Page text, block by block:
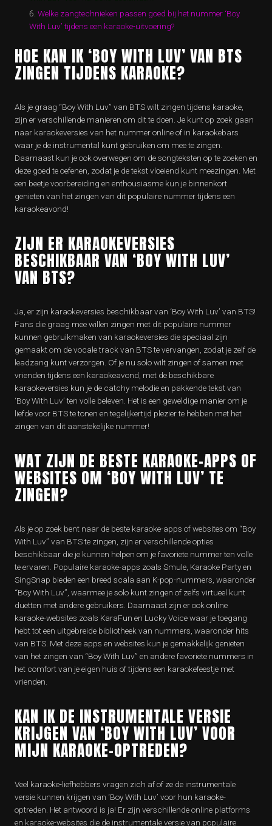
Welke zangtechnieken passen goed bij het nummer ‘Boy
With Luv’ tijdens een karaoke-uitvoering?
HOE KAN IK ‘BOY WITH LUV’ VAN BTS
ZINGEN TIJDENS KARAOKE?
Als je graag “Boy With Luv” van BTS wilt zingen tijdens karaoke,
zijn er verschillende manieren om dit te doen. Je kunt op zoek gaan
naar karaokeversies van het nummer online of in karaokebars
waar je de instrumental kunt gebruiken om mee te zingen.
Daarnaast kun je ook overwegen om de songteksten op te zoeken en
deze goed te oefenen, zodat je de tekst vloeiend kunt meezingen. Met
een beetje voorbereiding en enthousiasme kun je binnenkort
genieten van het zingen van dit populaire nummer tijdens een
karaokeavond!
ZIJN ER KARAOKEVERSIES
BESCHIKBAAR VAN ‘BOY WITH LUV’
VAN BTS?
Ja, er zijn karaokeversies beschikbaar van ‘Boy With Luv’ van BTS!
Fans die graag mee willen zingen met dit populaire nummer
kunnen gebruikmaken van karaokeversies die speciaal zijn
gemaakt om de vocale track van BTS te vervangen, zodat je zelf de
leadzang kunt verzorgen. Of je nu solo wilt zingen of samen met
vrienden tijdens een karaokeavond, met de beschikbare
karaokeversies kun je de catchy melodie en pakkende tekst van
‘Boy With Luv’ ten volle beleven. Het is een geweldige manier om je
liefde voor BTS te tonen en tegelijkertijd plezier te hebben met het
zingen van dit aanstekelijke nummer!
WAT ZIJN DE BESTE KARAOKE-APPS OF
WEBSITES OM ‘BOY WITH LUV’ TE
ZINGEN?
Als je op zoek bent naar de beste karaoke-apps of websites om “Boy
With Luv” van BTS te zingen, zijn er verschillende opties
beschikbaar die je kunnen helpen om je favoriete nummer ten volle
te ervaren. Populaire karaoke-apps zoals Smule, Karaoke Party en
SingSnap bieden een breed scala aan K-pop-nummers, waaronder
“Boy With Luv”, waarmee je solo kunt zingen of zelfs virtueel kunt
duetten met andere gebruikers. Daarnaast zijn er ook online
karaoke-websites zoals KaraFun en Lucky Voice waar je toegang
hebt tot een uitgebreide bibliotheek van nummers, waaronder hits
van BTS. Met deze apps en websites kun je gemakkelijk genieten
van het zingen van “Boy With Luv” en andere favoriete nummers in
het comfort van je eigen huis of tijdens een karaokefeestje met
vrienden.
KAN IK DE INSTRUMENTALE VERSIE
KRIJGEN VAN ‘BOY WITH LUV’ VOOR
MIJN KARAOKE-OPTREDEN?
Veel karaoke-liefhebbers vragen zich af of ze de instrumentale
versie kunnen krijgen van ‘Boy With Luv’ voor hun karaoke-
optreden. Het antwoord is ja! Er zijn verschillende online platforms
en karaoke-websites die de instrumentale versie van populaire